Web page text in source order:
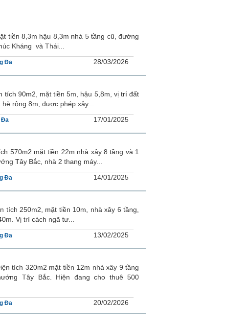
tiền 8,3m hậu 8,3m nhà 5 tầng cũ, đường
Kháng và Thái...
Đa 28/03/2026
90m2, mặt tiền 5m, hậu 5,8m, vị trí đất
rộng 8m, được phép xây...
Đa 17/01/2025
570m2 mặt tiền 22m nhà xây 8 tầng và 1
Tây Bắc, nhà 2 thang máy...
Đa 14/01/2025
250m2, mặt tiền 10m, nhà xây 6 tầng,
Vị trí cách ngã tư...
Đa 13/02/2025
tích 320m2 mặt tiền 12m nhà xây 9 tầng
Tây Bắc. Hiện đang cho thuê 500
Đa 20/02/2026